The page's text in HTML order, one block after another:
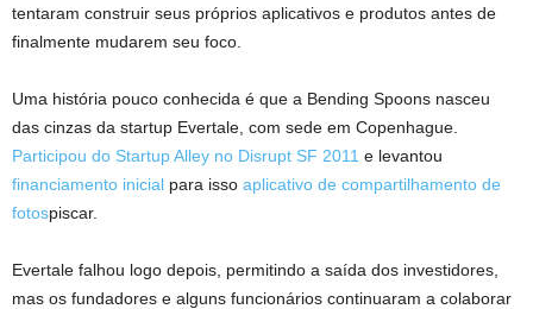
tentaram construir seus próprios aplicativos e produtos antes de
finalmente mudarem seu foco.
Uma história pouco conhecida é que a Bending Spoons nasceu
das cinzas da startup Evertale, com sede em Copenhague.
Participou do Startup Alley no Disrupt SF 2011 e levantou
financiamento inicial para isso aplicativo de compartilhamento de
fotospiscar.
Evertale falhou logo depois, permitindo a saída dos investidores,
mas os fundadores e alguns funcionários continuaram a colaborar